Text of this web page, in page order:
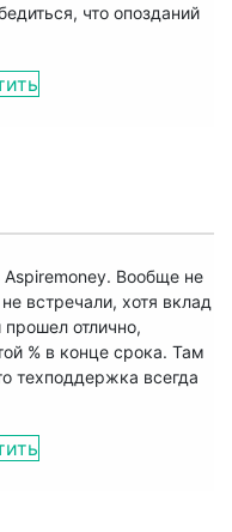
что опозданий
Вообще не
встречали, хотя вклад
отлично,
% в конце срока. Там
техподдержка всегда